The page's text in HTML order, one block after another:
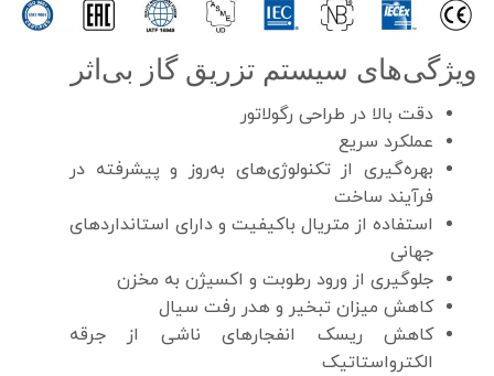
ویژگی‌های سیستم تزریق گاز بی‌اثر
دقت بالا در طراحی رگولاتور
عملکرد سریع
بهره‌گیری از تکنولوژی‌های به‌روز و پیشرفته در
فرآیند ساخت
استفاده از متریال باکیفیت و دارای استانداردهای
جهانی
جلوگیری از ورود رطوبت و اکسیژن به مخزن
کاهش میزان تبخیر و هدر رفت سیال
کاهش ریسک انفجارهای ناشی از جرقه
الکترواستاتیک